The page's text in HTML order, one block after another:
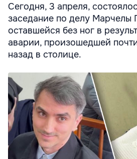
Сегодня, 3 апреля,
заседание по делу Марчелы
оставшейся без ног в
аварии, произошедшей
назад в столице.